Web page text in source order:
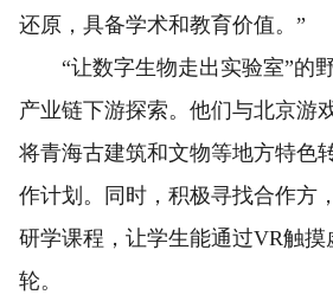
还原，具备学术和教育价值。”
“让数字生物走出实验室”的野
产业链下游探索。他们与北京游
将青海古建筑和文物等地方特色
作计划。同时，积极寻找合作方
研学课程，让学生能通过VR触
轮。